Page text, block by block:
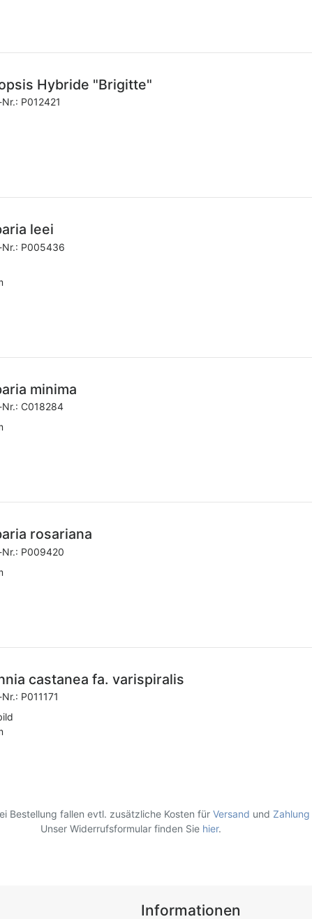
Hybride "Brigitte"
P012421
leei
P005436
minima
C018284
rosariana
P009420
castanea fa. varispiralis
P011171
Bestellung fallen evtl. zusätzliche Kosten für Versand und Zahlung
Unser Widerrufsformular finden Sie hier.
Informationen